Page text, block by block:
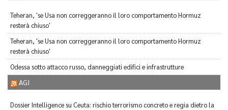
Teheran, 'se Usa non correggeranno il loro comportamento Hormuz
resterà chiuso'
Teheran, 'se Usa non correggeranno il loro comportamento Hormuz
resterà chiuso'
Odessa sotto attacco russo, danneggiati edifici e infrastrutture
AGI
Dossier Intelligence su Ceuta: rischio terrorismo concreto e regia dietro la